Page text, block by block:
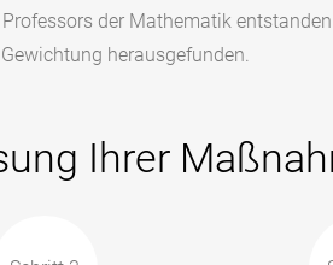
der Mathematik
herausgefunden.
Ihrer